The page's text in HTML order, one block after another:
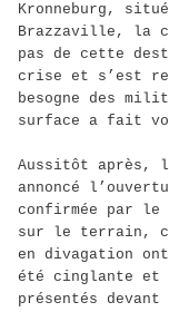
Kronneburg,
Brazzaville, la
pas de cette
crise et s’est
besogne des
surface a fait
Aussitôt après,
annoncé
confirmée par le
sur le terrain,
en divagation ont
été cinglante et
présentés